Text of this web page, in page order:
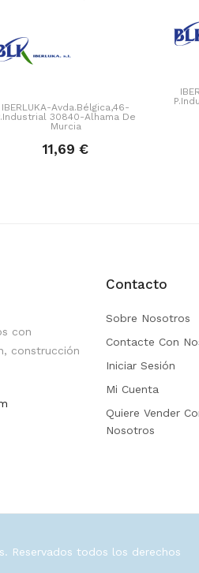
IBERLUKA-Avda.Bélgica,46-
30840-Alhama De
Murcia
11,69 €
con
construcción
Contacto
Sobre Nosotros
Contacte Con
Iniciar Sesión
Mi Cuenta
Quiere Vender
Nosotros
. Reservados todos los derechos